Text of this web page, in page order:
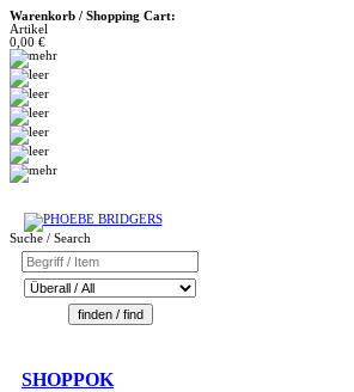
Warenkorb / Shopping Cart:
Artikel
0,00 €
Suche / Search
SHOPPOK